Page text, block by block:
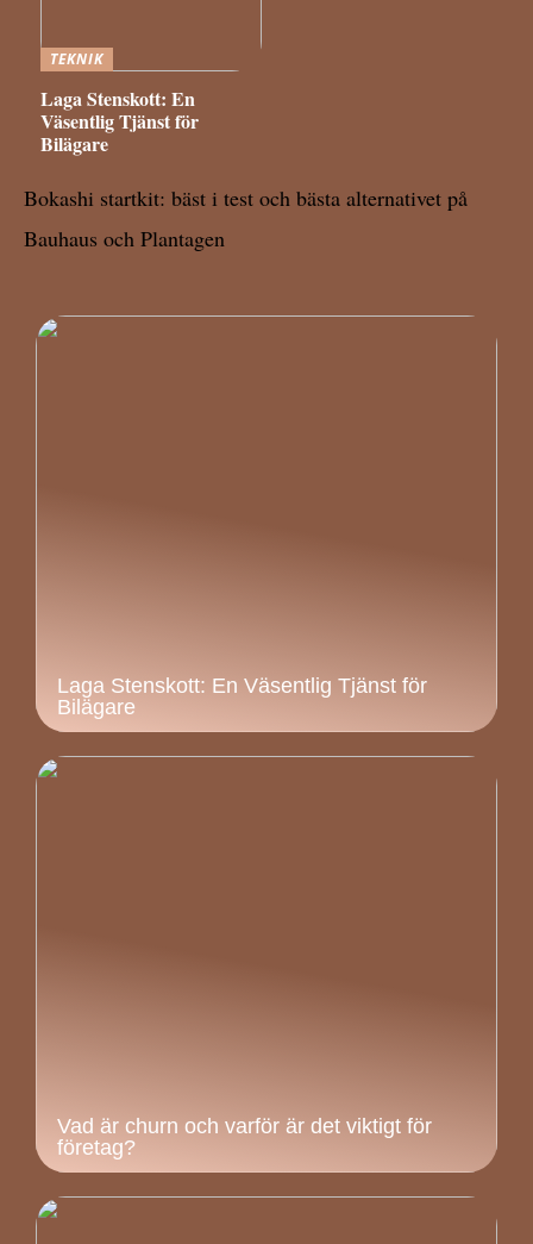
TEKNIK
Laga Stenskott: En
Väsentlig Tjänst för
Bilägare
Bokashi startkit: bäst i test och bästa alternativet på
Bauhaus och Plantagen
Laga Stenskott: En Väsentlig Tjänst för
Bilägare
Vad är churn och varför är det viktigt för
företag?